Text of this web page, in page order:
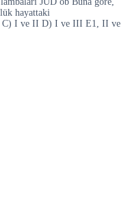
hayattaki
C) I ve II D) I ve III E1, II ve